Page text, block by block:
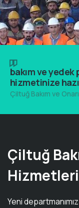
bakım ve
hizmetinize
Çiltuğ Bakım ve
Çiltuğ
Hizmetleri
Yeni